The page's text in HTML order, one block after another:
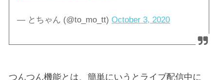
— とちゃん (@to_mo_tt)October 3, 2020
つんつん機能とは、簡単にいうとライブ配信中に